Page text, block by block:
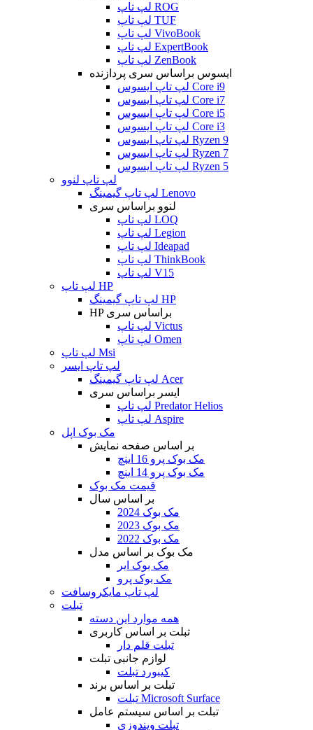
لپ تاپ ROG
لپ تاپ TUF
لپ تاپ VivoBook
لپ تاپ ExpertBook
لپ تاپ ZenBook
ایسوس براساس سری پردازنده
لپ تاپ ایسوس Core i9
لپ تاپ ایسوس Core i7
لپ تاپ ایسوس Core i5
لپ تاپ ایسوس Core i3
لپ تاپ ایسوس Ryzen 9
لپ تاپ ایسوس Ryzen 7
لپ تاپ ایسوس Ryzen 5
لپ تاپ لنوو
لپ تاپ گیمینگ Lenovo
لنوو براساس سری
لپ تاپ LOQ
لپ تاپ Legion
لپ تاپ Ideapad
لپ تاپ ThinkBook
لپ تاپ V15
لپ تاپ HP
لپ تاپ گیمینگ HP
HP براساس سری
لپ تاپ Victus
لپ تاپ Omen
لپ تاپ Msi
لپ تاپ ایسر
لپ تاپ گیمینگ Acer
ایسر براساس سری
لپ تاپ Predator Helios
لپ تاپ Aspire
مک بوک اپل
بر اساس صفحه نمایش
مک بوک پرو 16 اینچ
مک بوک پرو 14 اینچ
قیمت مک بوک
بر اساس سال
مک بوک 2024
مک بوک 2023
مک بوک 2022
مک بوک بر اساس مدل
مک بوک ایر
مک بوک پرو
لپ تاپ مایکروسافت
تبلت
همه موارد این دسته
تبلت بر اساس کاربری
تبلت قلم دار
لوازم جانبی تبلت
کیبورد تبلت
تبلت بر اساس برند
تبلت Microsoft Surface
تبلت بر اساس سیستم عامل
تبلت ویندوزی